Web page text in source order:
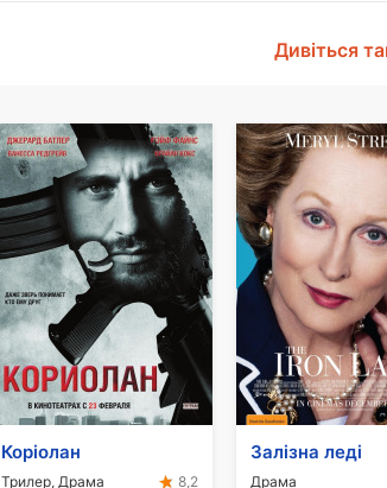
Дивіться
Коріолан
Трилер, Драма 8,2
Залізна леді
Драма